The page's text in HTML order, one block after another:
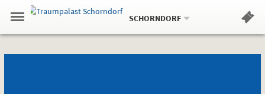
Springe
zum
,zum
.
Navigation
Gehe
zur
Standortauswahl
Standort:
SCHORNDORF.
Hinweis